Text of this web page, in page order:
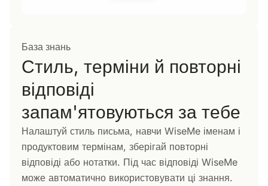
База знань
Стиль, терміни й повторні
відповіді
запам'ятовуються за тебе
Налаштуй стиль письма, навчи WiseMe іменам і
продуктовим термінам, зберігай повторні
відповіді або нотатки. Під час відповіді WiseMe
може автоматично використовувати ці знання.